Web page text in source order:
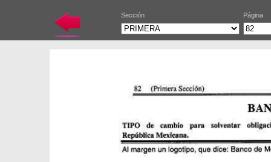
Sección Página